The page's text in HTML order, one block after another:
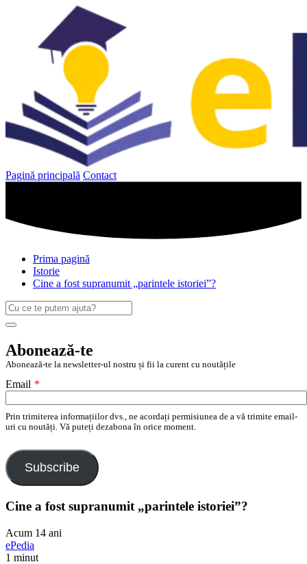
Pagină principală Contact
Prima pagină
Istorie
Cine a fost supranumit „parintele istoriei”?
Caută
după:
Search
Abonează-te
Abonează-te la newsletter-ul nostru și fii la curent cu noutățile
Email *
Prin trimiterea informațiilor dvs., ne acordați permisiunea de a vă trimite email-
uri cu noutăți. Vă puteți dezabona în orice moment.
Subscribe
Cine a fost supranumit „parintele istoriei”?
Acum 14 ani
ePedia
1 minut